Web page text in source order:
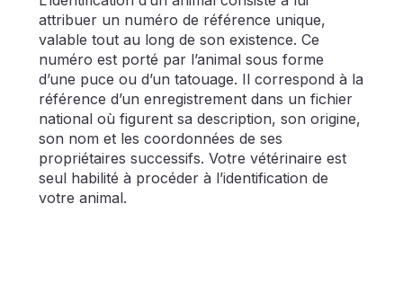
attribuer un numéro de référence unique,
valable tout au long de son existence. Ce
numéro est porté par l’animal sous forme
d’une puce ou d’un tatouage. Il correspond à la
référence d’un enregistrement dans un fichier
national où figurent sa description, son origine,
son nom et les coordonnées de ses
propriétaires successifs. Votre vétérinaire est
seul habilité à procéder à l’identification de
votre animal.